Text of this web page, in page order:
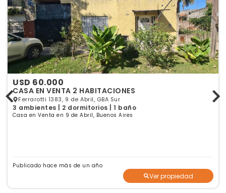
USD 60.000
CASA EN VENTA 2 HABITACIONES
Ferrarotti 1383, 9 de Abril, GBA Sur
3 ambientes | 2 dormitorios | 1 baño
Casa en Venta en 9 de Abril, Buenos Aires
Publicado hace más de un año
Ver propiedad